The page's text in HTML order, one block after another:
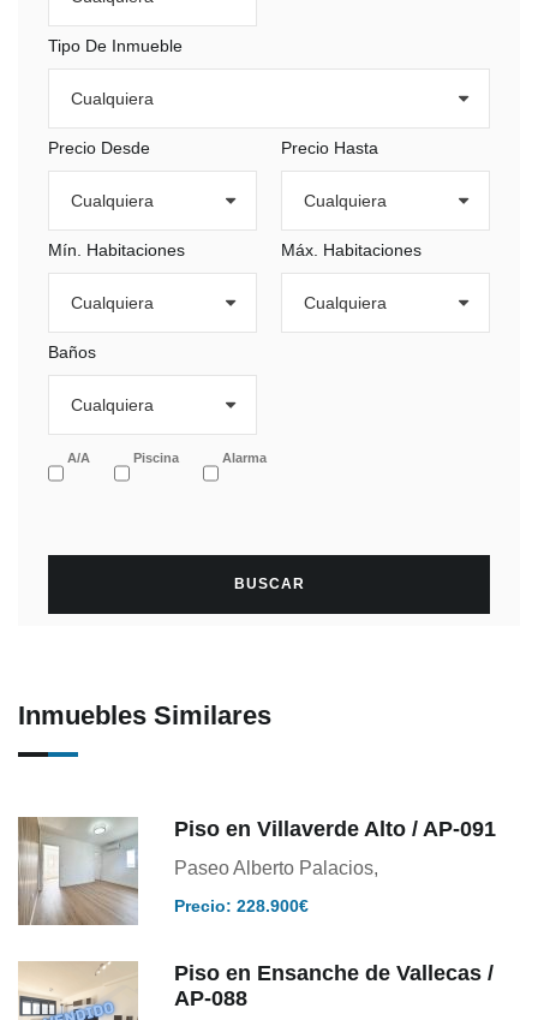
Tipo De Inmueble
Precio Desde Precio Hasta
Mín. Habitaciones Máx. Habitaciones
Baños
A/A Piscina Alarma
Inmuebles Similares
Piso en Villaverde Alto / AP-091
Paseo Alberto Palacios,
Precio: 228.900€
Piso en Ensanche de Vallecas /
AP-088